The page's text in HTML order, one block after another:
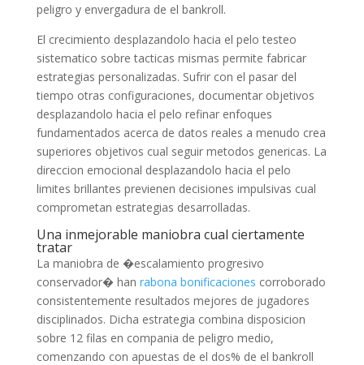
peligro y envergadura de el bankroll.
El crecimiento desplazandolo hacia el pelo testeo
sistematico sobre tacticas mismas permite fabricar
estrategias personalizadas. Sufrir con el pasar del
tiempo otras configuraciones, documentar objetivos
desplazandolo hacia el pelo refinar enfoques
fundamentados acerca de datos reales a menudo crea
superiores objetivos cual seguir metodos genericas. La
direccion emocional desplazandolo hacia el pelo
limites brillantes previenen decisiones impulsivas cual
comprometan estrategias desarrolladas.
Una inmejorable maniobra cual ciertamente
tratar
La maniobra de �escalamiento progresivo
conservador� han rabona bonificaciones corroborado
consistentemente resultados mejores de jugadores
disciplinados. Dicha estrategia combina disposicion
sobre 12 filas en compania de peligro medio,
comenzando con apuestas de el dos% de el bankroll